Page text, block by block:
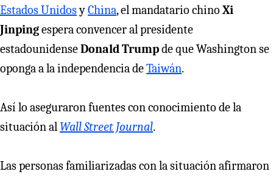
Estados UnidosyChina, el mandatario chino Xi
Jinpingespera convencer al presidente
estadounidenseDonald Trumpde que Washington se
oponga a la independencia deTaiwán.
Así lo aseguraron fuentes con conocimiento de la
situación al Wall Street Journal.
Las personas familiarizadas con la situación afirmaron